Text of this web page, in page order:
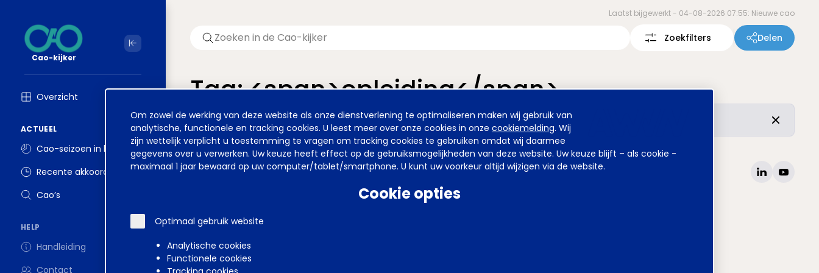
Cookie
melding
Om zowel de werking van deze website als onze dienstverlening te optimaliseren maken wij gebruik van
analytische, functionele en tracking cookies. U leest meer over onze cookies in onze cookiemelding. Wij
zijn wettelijk verplicht u toestemming te vragen om tracking cookies te gebruiken omdat wij daarmee
gegevens over u verwerken. Uw keuze heeft effect op de gebruiksmogelijkheden van deze website. Uw keuze blijft – als cookie -
maximaal 1 jaar bewaard op uw computer/tablet/smartphone. U kunt uw voorkeur altijd wijzigen via de website.
Cookie opties
Optimaal gebruik website
Analytische cookies
Functionele cookies
Cao-kijker
Overzicht
ACTUEEL
Cao-seizoen in beeld
Recente akkoorden
Cao’s
HELP
Handleiding
Contact
Laatst bijgewerkt - 04-08-2026 07:55: Nieuwe cao
Zoekfilters Delen
Tag: <span>opleiding</span>
Welkom op vernieuwde pagina van de Cao-kijker. De vormgeving is nieuw, maar de vertrouwde inhoud is ongewijzigd.
Disclaimer VoorwaardenPrivacyTel 070 850 86 00Mail werkgeverslijn@awvn.nlWebsitewww.awvn.nl